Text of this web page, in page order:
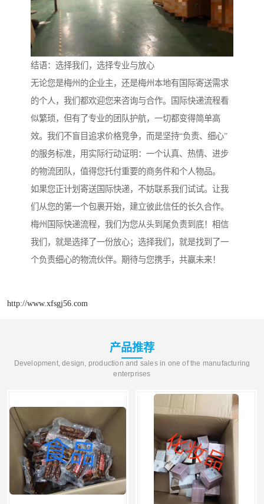
结语：选择我们，选择专业与放心
无论您是梅州的企业主，还是梅州本地有国际寄送需求
的个人，我们都欢迎您来咨询与合作。国际快递流程看
似繁琐，但有了专业的团队护航，一切都变得简单高
效。我们不盲目追求价格竞争，而是坚持“负责、细心”
的服务标准，用实际行动证明：一个认真、热情、进步
的物流团队，值得您托付重要的商务件和个人物品。
如果您正计划寄送国际快递，不妨联系我们试试。让我
们从您的第一个包裹开始，建立彼此信任的长久合作。
梅州国际快递流程，我们为您从头到尾负责到底！相信
我们，就是选择了一份放心；选择我们，就是找到了一
个负责细心的物流伙伴。期待与您携手，共赢未来！
http://www.xfsgj56.com
产品推荐
Development, design, production and sales in one of the manufacturing
enterprises